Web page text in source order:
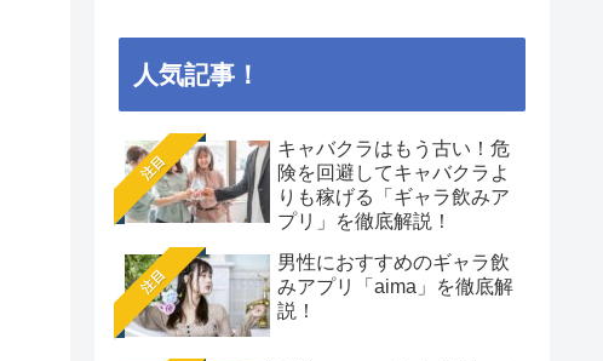
人気記事！
注目
キャバクラはもう古い！危
険を回避してキャバクラよ
りも稼げる「ギャラ飲みア
プリ」を徹底解説！
注目
男性におすすめのギャラ飲
みアプリ「aima」を徹底解
説！